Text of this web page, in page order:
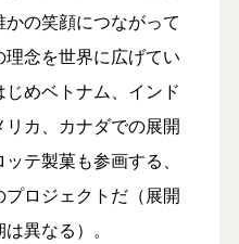
の笑顔につながって
念を世界に広げてい
めベトナム、インド
カ、カナダでの展開
テ製菓も参画する、
ロジェクトだ（展開
異なる）。